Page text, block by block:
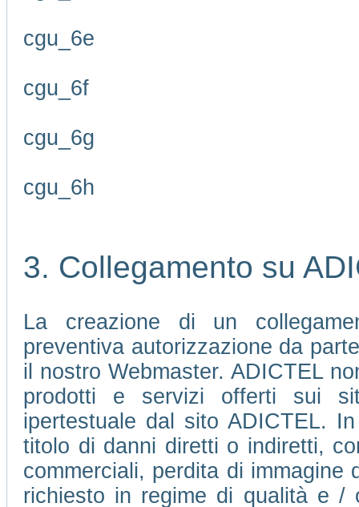
cgu_6e
cgu_6f
cgu_6g
cgu_6h
3. Collegamento su
La creazione di un
preventiva autorizzazione da
il nostro Webmaster. ADICTEL
prodotti e servizi offerti sui
ipertestuale dal sito ADICTEL.
titolo di danni diretti o indiretti,
commerciali, perdita di
richiesto in regime di qualità e /